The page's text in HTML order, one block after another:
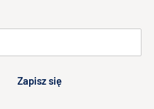
Zapisz się